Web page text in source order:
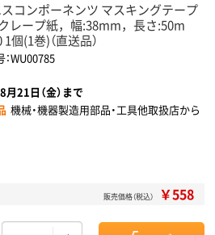
コンポーネンツ マスキングテープ
レープ紙，幅:38mm，長さ:50m
個(1巻)（直送品）
WU00785
8月21日（金）まで
機械・機器製造用部品・工具他取扱店から
販売価格（税込） ￥558